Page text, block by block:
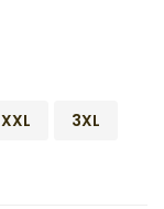
XXL 3XL